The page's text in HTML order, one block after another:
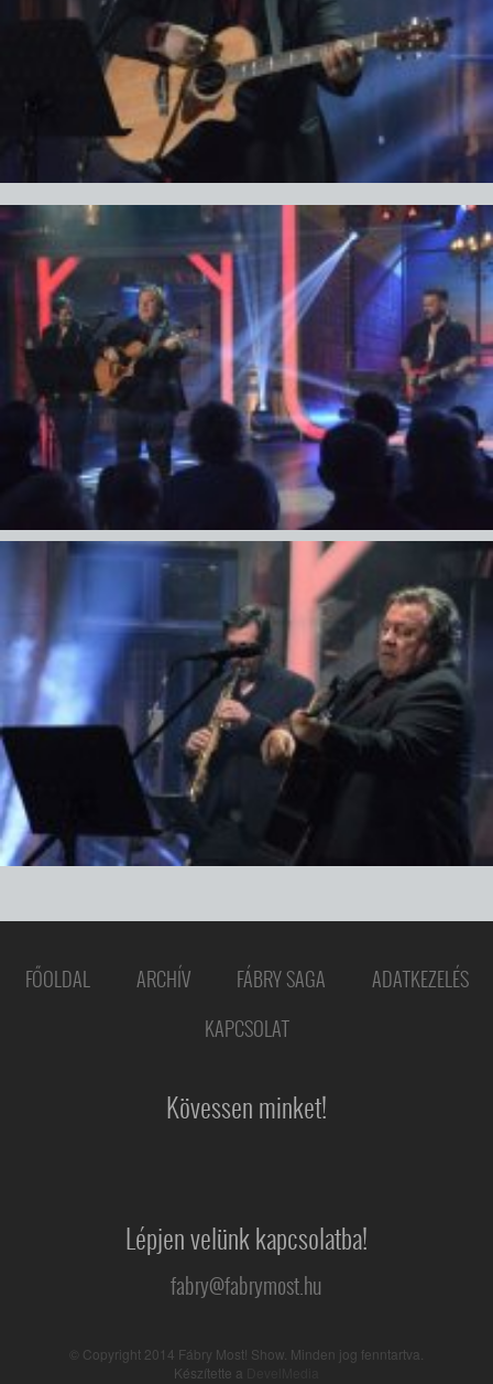
FŐOLDAL ARCHÍV FÁBRY SAGA
ADATKEZELÉS
KAPCSOLAT
Kövessen minket!
Lépjen velünk kapcsolatba!
fabry@fabrymost.hu
© Copyright 2014 Fábry Most! Show. Minden jog fenntartva.
Készítette a